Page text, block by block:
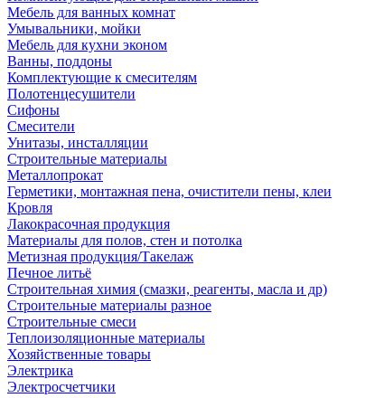
Мебель для ванных комнат
Умывальники, мойки
Мебель для кухни эконом
Ванны, поддоны
Комплектующие к смесителям
Полотенцесушители
Сифоны
Смесители
Унитазы, инсталляции
Строительные материалы
Металлопрокат
Герметики, монтажная пена, очистители пены, клеи
Кровля
Лакокрасочная продукция
Материалы для полов, стен и потолка
Метизная продукция/Такелаж
Печное литьё
Строительная химия (смазки, реагенты, масла и др)
Строительные материалы разное
Строительные смеси
Теплоизоляционные материалы
Хозяйственные товары
Электрика
Электросчетчики